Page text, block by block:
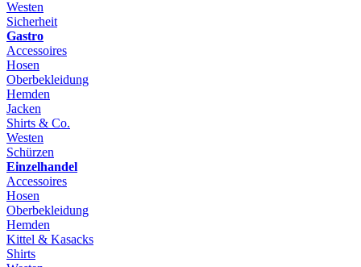
Westen
Sicherheit
Gastro
Accessoires
Hosen
Oberbekleidung
Hemden
Jacken
Shirts & Co.
Westen
Schürzen
Einzelhandel
Accessoires
Hosen
Oberbekleidung
Hemden
Kittel & Kasacks
Shirts